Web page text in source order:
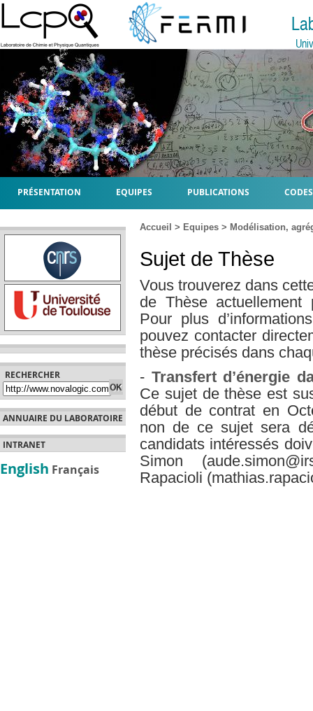
PRÉSENTATION EQUIPES PUBLICATIONS
RECHERCHER
ANNUAIRE DU LABORATOIRE
INTRANET
English Français
Accueil > Equipes > Modélisation,
Sujet de Thèse
Vous trouverez dans
de Thèse
Pour plus
pouvez contacter
thèse précisés dans
- Transfert d’énergie
Ce sujet de thèse est
début de contrat en
non de ce sujet sera
candidats intéressés
Simon
Rapacioli